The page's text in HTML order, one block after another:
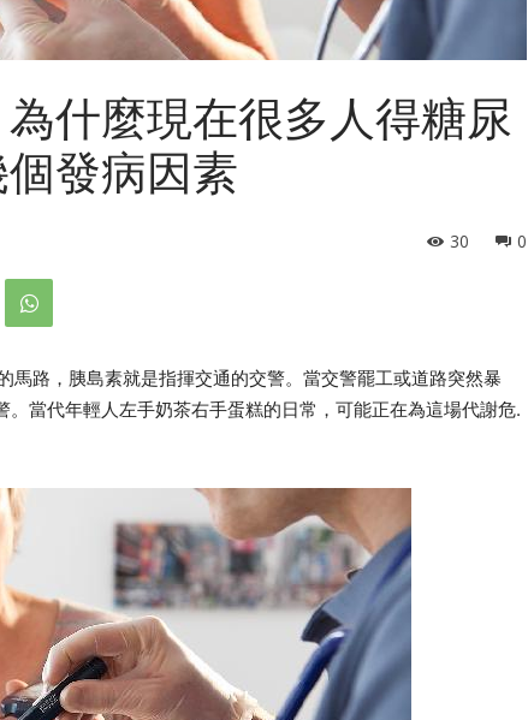
什麼現在很多人得糖尿
發病因素
0
30
馬路，胰島素就是指揮交通的交警。當交警罷工或道路突然暴
。當代年輕人左手奶茶右手蛋糕的日常，可能正在為這場代謝危.